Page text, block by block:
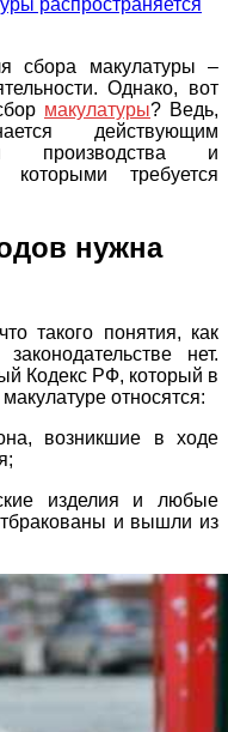
сбора макулатуры –
Однако, вот
макулатуры? Ведь,
действующим
производства и
требуется
нужна
такого понятия, как
нет.
Кодекс РФ, который в
относятся:
возникшие в ходе
изделия и любые
и вышли из